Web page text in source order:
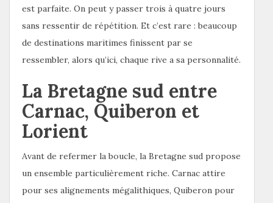
est parfaite. On peut y passer trois à quatre jours
sans ressentir de répétition. Et c’est rare : beaucoup
de destinations maritimes finissent par se
ressembler, alors qu’ici, chaque rive a sa personnalité.
La Bretagne sud entre
Carnac, Quiberon et
Lorient
Avant de refermer la boucle, la Bretagne sud propose
un ensemble particulièrement riche. Carnac attire
pour ses alignements mégalithiques, Quiberon pour